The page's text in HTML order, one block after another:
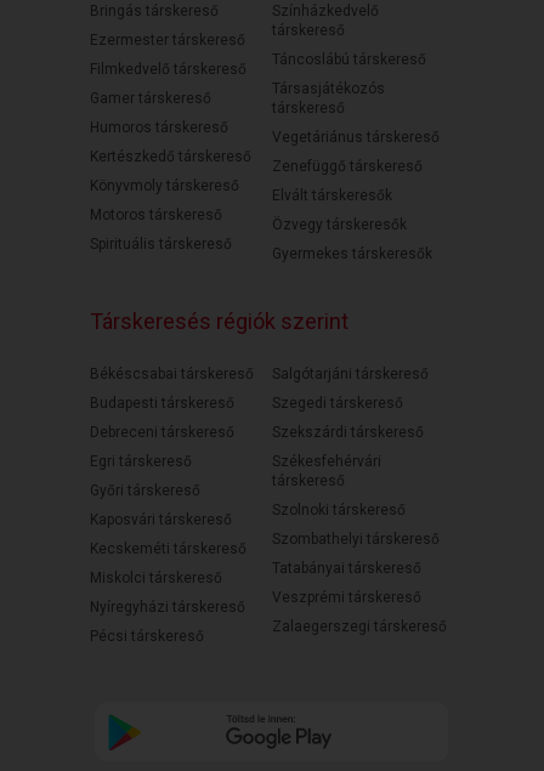
Bringás társkereső
Ezermester társkereső
Filmkedvelő társkereső
Gamer társkereső
Humoros társkereső
Kertészkedő társkereső
Könyvmoly társkereső
Motoros társkereső
Spirituális társkereső
Színházkedvelő
társkereső
Táncoslábú társkereső
Társasjátékozós
társkereső
Vegetáriánus társkereső
Zenefüggő társkereső
Elvált társkeresők
Özvegy társkeresők
Gyermekes társkeresők
Társkeresés régiók szerint
Békéscsabai társkereső
Budapesti társkereső
Debreceni társkereső
Egri társkereső
Győri társkereső
Kaposvári társkereső
Kecskeméti társkereső
Miskolci társkereső
Nyíregyházi társkereső
Pécsi társkereső
Salgótarjáni társkereső
Szegedi társkereső
Szekszárdi társkereső
Székesfehérvári
társkereső
Szolnoki társkereső
Szombathelyi társkereső
Tatabányai társkereső
Veszprémi társkereső
Zalaegerszegi társkereső